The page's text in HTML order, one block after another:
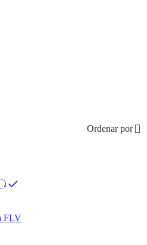
Ordenar por
FLV